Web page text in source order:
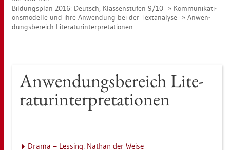
Bil­dungs­plan 2016: Deutsch, Klas­sen­stu­fen 9/10
Kom­mu­ni­ka­ti­
ons­mo­del­le und ihre An­wen­dung bei der Text­ana­ly­se
An­wen­
dungs­be­reich Li­te­ra­tur­in­ter­pre­ta­tio­nen
An­wen­dungs­be­reich Li­te­
ra­tur­in­ter­pre­ta­tio­nen
Drama – Les­sing: Na­than der Weise